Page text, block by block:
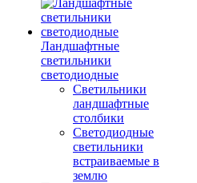
Ландшафтные
светильники
светодиодные
Светильники
ландшафтные
столбики
Светодиодные
светильники
встраиваемые в
землю